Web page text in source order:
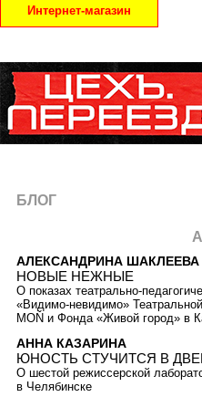
Интернет-магазин
БЛОГ
АЛЕКСАНДРИНА ШАКЛЕЕВА
НОВЫЕ НЕЖНЫЕ
О показах театрально-
«Видимо-невидимо»
MOŇ и Фонда «Живой город» в
АННА КАЗАРИНА
ЮНОСТЬ СТУЧИТСЯ В
О шестой режиссерской
в Челябинске